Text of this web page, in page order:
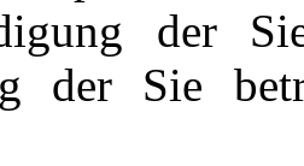
der
der Sie